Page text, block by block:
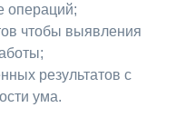
операций;
чтобы выявления
результатов с
ума.